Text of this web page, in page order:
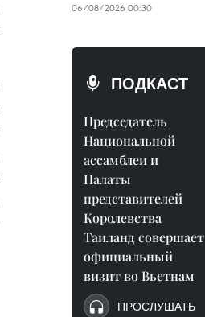
06/08/2026 00:30
ПОДКАСТ
Председатель
Национальной
ассамблеи и
Палаты
представителей
Королевства
Таиланд совершает
официальный
визит во Вьетнам
ПРОСЛУШАТЬ